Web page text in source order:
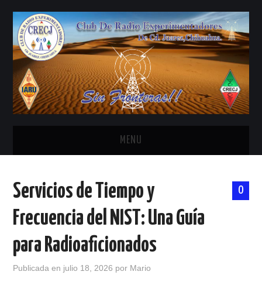
MENU
ANTENAS Y ACCESORIOS
0
Servicios de Tiempo y
Frecuencia del NIST: Una Guía
para Radioaficionados
Publicada en julio 18, 2026 por Mario